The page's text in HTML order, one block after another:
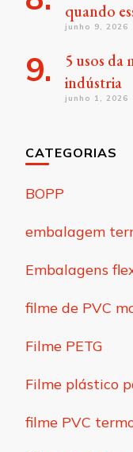
quando
junho 9, 2026
5 usos da
indústria
junho 1, 2026
CATEGORIAS
BOPP
embalagem
Embalagens
filme de PVC
Filme PETG
Filme plástico
filme PVC